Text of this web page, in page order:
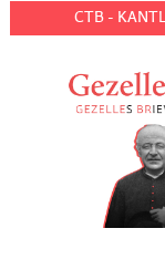
CTB -